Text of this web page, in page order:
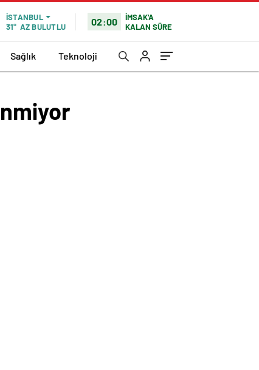
İSTANBUL
31° AZ BULUTLU 02:00
İMSAK'A
KALAN SÜRE
Sağlık Teknoloji